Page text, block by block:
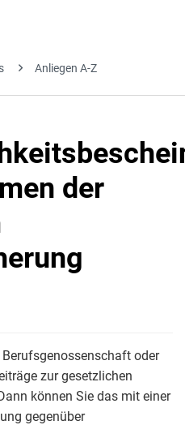
Anliegen A-Z
der
oder
zur gesetzlichen
können Sie das mit einer
gegenüber